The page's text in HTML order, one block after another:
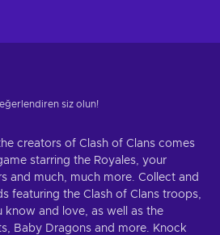
siz olun!
creators of Clash of Clans comes
starring the Royales, your
and much, much more. Collect and
featuring the Clash of Clans troops,
know and love, as well as the
Baby Dragons and more. Knock